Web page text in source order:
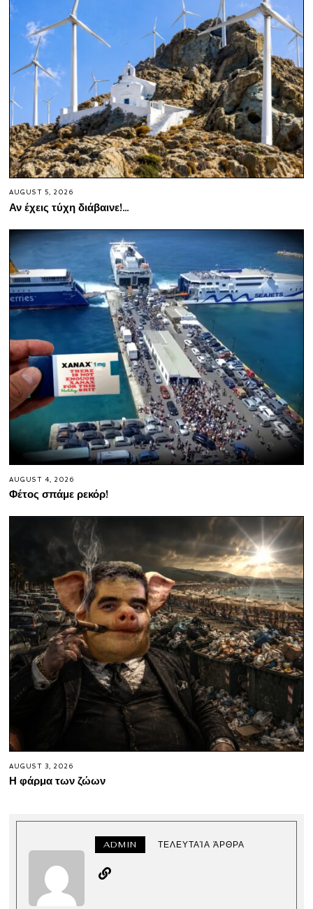
AUGUST 5, 2026
Αν έχεις τύχη διάβαινε!…
AUGUST 4, 2026
Φέτος σπάμε ρεκόρ!
AUGUST 3, 2026
Η φάρμα των ζώων
ADMIN ΤΕΛΕΥΤΑΊΑ ΆΡΘΡΑ